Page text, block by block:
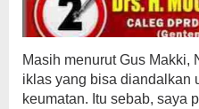
Masih menurut Gus Makki,
iklas yang bisa diandalkan
keumatan. Itu sebab, saya